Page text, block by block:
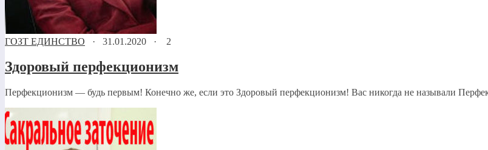
ГОЗТ ЕДИНСТВО · 31.01.2020 · 2
Здоровый перфекционизм
Перфекционизм — будь первым! Конечно же, если это Здоровый перфекционизм! Вас никогда не называли